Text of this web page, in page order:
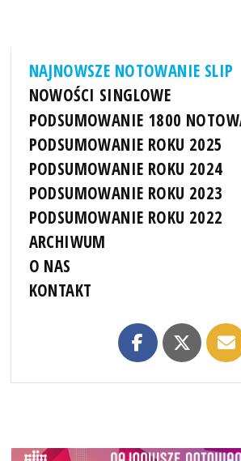
NAJNOWSZE NOTOWANIE SLIP
NOWOŚCI SINGLOWE
PODSUMOWANIE 1800
PODSUMOWANIE ROKU 2025
PODSUMOWANIE ROKU 2024
PODSUMOWANIE ROKU 2023
PODSUMOWANIE ROKU 2022
ARCHIWUM
O NAS
KONTAKT